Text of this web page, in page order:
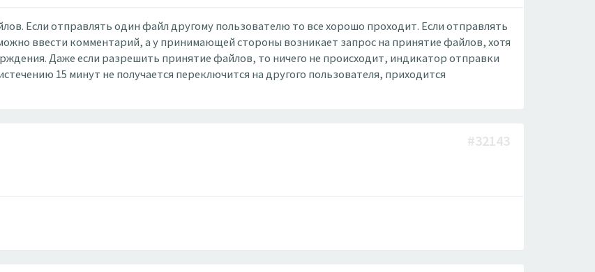
Если отправлять один файл другому пользователю то все хорошо проходит. Если отправлять
ввести комментарий, а у принимающей стороны возникает запрос на принятие файлов, хотя
Даже если разрешить принятие файлов, то ничего не происходит, индикатор отправки
15 минут не получается переключится на другого пользователя, приходится
#32143